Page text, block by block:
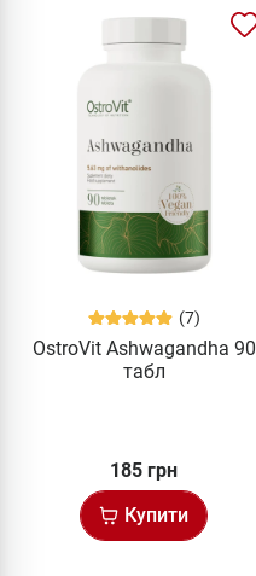
(7)
OstroVit Ashwagandha 90
табл
185 грн
Купити